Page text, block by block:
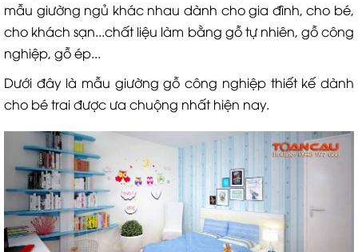
mẫu giường ngủ khác nhau dành cho gia đình, cho bé,
cho khách sạn...chất liệu làm bằng gỗ tự nhiên, gỗ công
nghiệp, gỗ ép...
Dưới đây là mẫu giường gỗ công nghiệp thiết kế dành
cho bé trai được ưa chuộng nhất hiện nay.